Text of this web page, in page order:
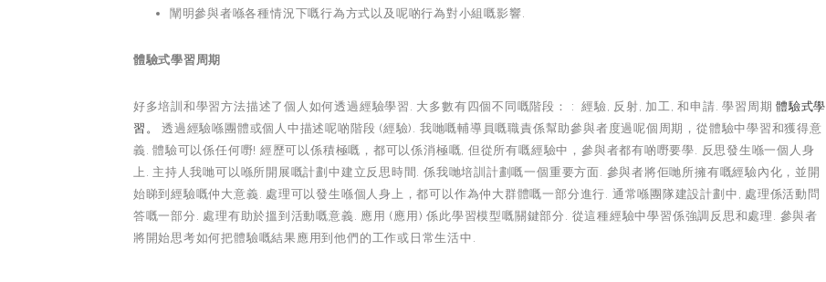
闡明參與者喺各種情況下嘅行為方式以及呢啲行為對小組嘅影響.
體驗式學習周期
好多培訓和學習方法描述了個人如何透過經驗學習. 大多數有四個不同嘅階段： : 經驗, 反射, 加工, 和申請. 學習周期體驗式學
習。
透過經驗喺團體或個人中描述呢啲階段 (經驗). 我哋嘅輔導員嘅職責係幫助參與者度過呢個周期，從體驗中學習和獲得意
義. 體驗可以係任何嘢! 經歷可以係積極嘅，都可以係消極嘅, 但從所有嘅經驗中，參與者都有啲嘢要學. 反思發生喺一個人身
上. 主持人我哋可以喺所開展嘅計劃中建立反思時間. 係我哋培訓計劃嘅一個重要方面. 參與者將佢哋所擁有嘅經驗內化，並開
始睇到經驗嘅仲大意義. 處理可以發生喺個人身上，都可以作為仲大群體嘅一部分進行. 通常喺團隊建設計劃中, 處理係活動問
答嘅一部分. 處理有助於搵到活動嘅意義. 應用 (應用) 係此學習模型嘅關鍵部分. 從這種經驗中學習係強調反思和處理. 參與者
將開始思考如何把體驗嘅結果應用到他們的工作或日常生活中.